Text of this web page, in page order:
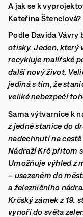
A jak se k
Kateřina Štenclová?
Podle Davida Vávry
otisky. Jeden, který
recykluje malířské
další nový život.
jediná s tím, že
veliké nebezpečí
Sama výtvarnice k
z jedné stanice do
nadechnutí na
Nádraží Krč přitom
Umožňuje výhled z
– usazeném do
a železničního
Krčský zámek z 19.
vynoří do světa